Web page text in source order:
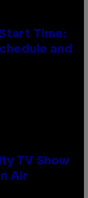
Time:
and
TV Show
Air